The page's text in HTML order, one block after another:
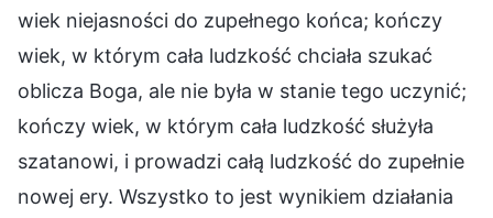
wiek niejasności do zupełnego końca; kończy
wiek, w którym cała ludzkość chciała szukać
oblicza Boga, ale nie była w stanie tego uczynić;
kończy wiek, w którym cała ludzkość służyła
szatanowi, i prowadzi całą ludzkość do zupełnie
nowej ery. Wszystko to jest wynikiem działania